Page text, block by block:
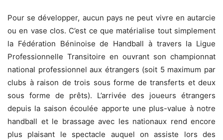
Pour se développer, aucun pays ne peut vivre en autarcie
ou en vase clos. C’est ce que matérialise tout simplement
la Fédération Béninoise de Handball à travers la Ligue
Professionnelle Transitoire en ouvrant son championnat
national professionnel aux étrangers (soit 5 maximum par
clubs à raison de trois sous forme de transferts et deux
sous forme de prêts). L’arrivée des joueurs étrangers
depuis la saison écoulée apporte une plus-value à notre
handball et le brassage avec les nationaux rend encore
plus plaisant le spectacle auquel on assiste lors des